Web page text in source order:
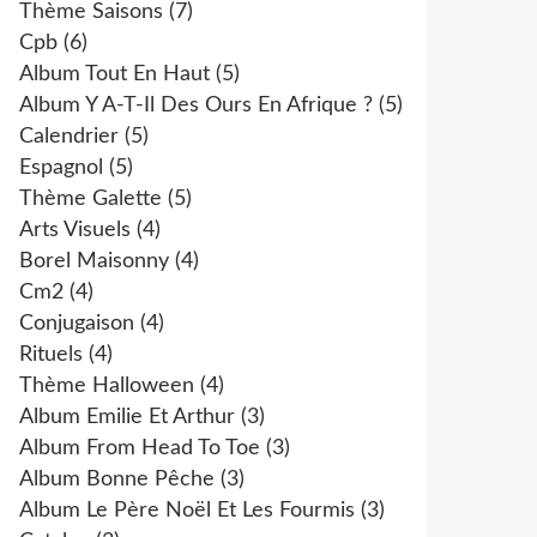
Thème Saisons (7)
Cpb (6)
Album Tout En Haut (5)
Album Y A-T-Il Des Ours En Afrique ? (5)
Calendrier (5)
Espagnol (5)
Thème Galette (5)
Arts Visuels (4)
Borel Maisonny (4)
Cm2 (4)
Conjugaison (4)
Rituels (4)
Thème Halloween (4)
Album Emilie Et Arthur (3)
Album From Head To Toe (3)
Album Bonne Pêche (3)
Album Le Père Noël Et Les Fourmis (3)